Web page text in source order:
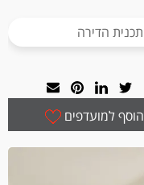
תכנית הדירה
הוסף למועדפים